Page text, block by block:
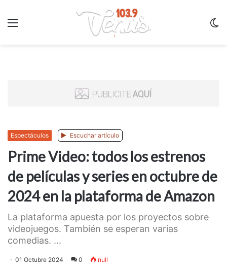
Espectáculos Escuchar artículo
Prime Video: todos los estrenos
de películas y series en octubre de
2024 en la plataforma de Amazon
La plataforma apuesta por los proyectos sobre
videojuegos. También se esperan varias
comedias. ...
01 Octubre 2024 0 null